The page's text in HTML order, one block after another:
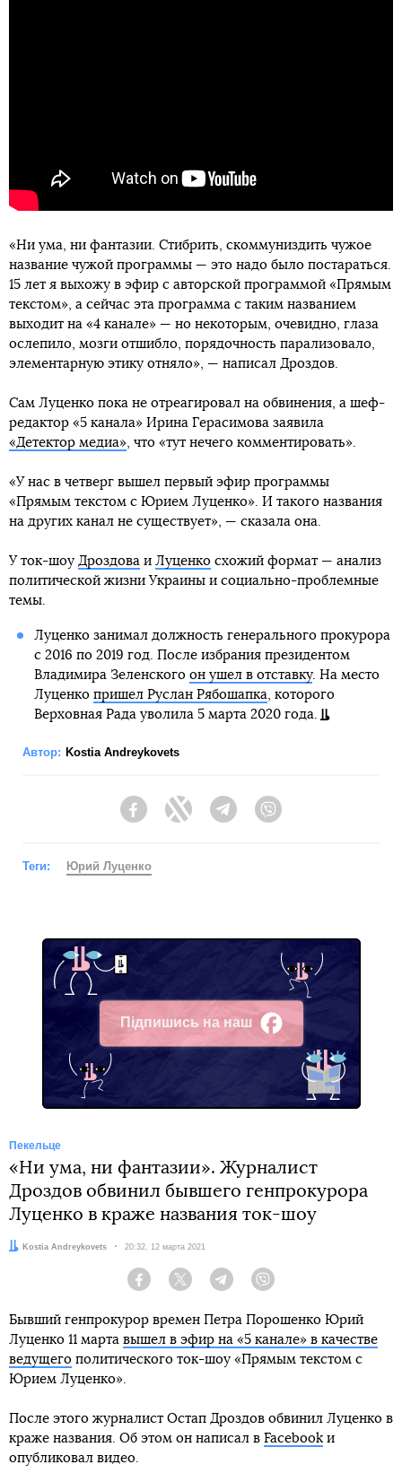
«Ни ума, ни фантазии. Стибрить, скоммуниздить чужое
название чужой программы — это надо было постараться.
15 лет я выхожу в эфир с авторской программой «Прямым
текстом», а сейчас эта программа с таким названием
выходит на «4 канале» — но некоторым, очевидно, глаза
ослепило, мозги отшибло, порядочность парализовало,
элементарную этику отняло», — написал Дроздов.
Сам Луценко пока не отреагировал на обвинения, а шеф-
редактор «5 канала» Ирина Герасимова заявила
«Детектор медиа» , что «тут нечего комментировать».
«У нас в четверг вышел первый эфир программы
«Прямым текстом с Юрием Луценко». И такого названия
на других канал не существует», — сказала она.
У ток-шоу Дроздова и Луценко схожий формат — анализ
политической жизни Украины и социально-проблемные
темы.
Луценко занимал должность генерального прокурора
с 2016 по 2019 год. После избрания президентом
Владимира Зеленского он ушел в отставку. На место
Луценко пришел Руслан Рябошапка , которого
Верховная Рада уволила 5 марта 2020 года.
Автор: Kostia Andreykovets
FacebookTwitter Telegram
Теги: Юрий Луценко
Підпишись на наш
Facebook
Пекельце
«Ни ума, ни фантазии». Журналист
Дроздов обвинил бывшего генпрокурора
Луценко в краже названия ток-шоу
Автор:Kostia Andreykovets Дата:
20:32, 12 марта 2021
Facebook Twitter Telegram
Бывший генпрокурор времен Петра Порошенко Юрий
Луценко 11 марта вышел в эфир на «5 канале» в качестве
ведущего политического ток-шоу «Прямым текстом с
Юрием Луценко».
После этого журналист Остап Дроздов обвинил Луценко в
краже названия. Об этом он написал в Facebook и
опубликовал видео.